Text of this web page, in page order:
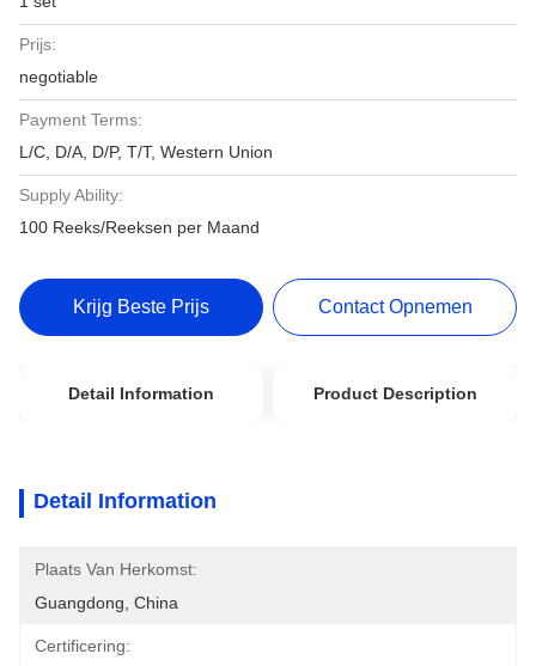
Prijs:
negotiable
Payment Terms:
L/C, D/A, D/P, T/T, Western Union
Supply Ability:
100 Reeks/Reeksen per Maand
Krijg Beste Prijs Contact Opnemen
Detail Information Product Description
Detail Information
Plaats Van Herkomst:
Guangdong, China
Certificering: